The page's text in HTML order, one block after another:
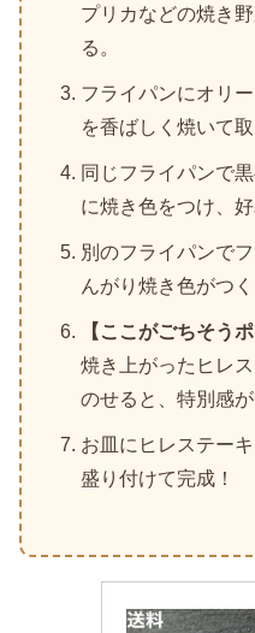
プリカなどの焼き
る。
フライパンにオリ
を香ばしく焼いて
同じフライパンで
に焼き色をつけ、
別のフライパンで
んがり焼き色がつ
【ここがごちそう
焼き上がったヒレ
のせると、特別感
お皿にヒレステー
盛り付けて完成！